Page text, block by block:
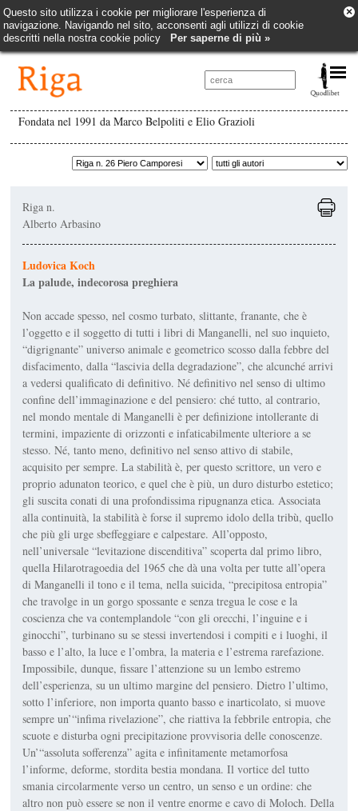
Questo sito utilizza i cookie per migliorare l'esperienza di
navigazione. Navigando nel sito, acconsenti agli utilizzi di cookie
descritti nella nostra cookie policy
Per saperne di più »
×
Fondata nel 1991 da Marco Belpoliti e Elio Grazioli
Riga n.
Alberto Arbasino
Ludovica Koch
La palude, indecorosa preghiera
Non accade spesso, nel cosmo turbato, slittante, franante, che è
l’oggetto e il soggetto di tutti i libri di Manganelli, nel suo inquieto,
“digri­gnante” universo animale e geometri­co scosso dalla febbre del
disfacimento, dalla “lascivia della degradazione”, che alcunché arrivi
a vedersi qualificato di definitivo. Né definitivo nel senso di ultimo
confine dell’immaginazione e del pensiero: ché tutto, al contrario,
nel mondo mentale di Manganelli è per definizione intollerante di
termini, impaziente di orizzonti e infaticabil­mente ulteriore a se
stesso. Né, tanto meno, definitivo nel senso attivo di stabile,
acquisito per sempre. La sta­bilità è, per questo scrittore, un vero e
proprioadunatonteorico, e quel che è più, un duro disturbo estetico;
gli su­scita conati di una profondissima ri­pugnanza etica. Associata
alla conti­nuità, la stabilità è forse il supremo idolo della tribù, quello
che più gli urge sbeffeggiare e calpestare. All’opposto,
nell’universale “levitazione discen­ditiva” scoperta dal primo libro,
quellaHilarotragoediadel 1965 che dà una volta per tutte all’opera
di Manganelli il tono e il tema, nella suicida, “preci­pitosa entropia”
che travolge in un gorgo spossante e senza tregua le cose e la
coscienza che va contemplandole “con gli orecchi, l’inguine e i
ginocchi”, turbinano su se stessi invertendosi i compiti e i luoghi, il
basso e l’alto, la luce e l’ombra, la materia e l’estrema rarefazione.
Impossibile, dunque, fis­sare l’attenzione su un lembo estremo
dell’esperienza, su un ultimo margine del pensiero. Dietro l’ultimo,
sotto l’in­feriore, non importa quanto basso e inarticolato, si muove
sempre un’“in­fima rivelazione”, che riattiva la feb­brile entropia, che
scuote e disturba ogni precipitazione provvisoria delle conoscenze.
Un’“assoluta sofferenza” agita e infinitamente metamorfosa
l’informe, deforme, stordita bestia mondana. Il vortice del tutto
smania circolarmente verso un centro, un senso e un ordine: che
altro non può essere se non il ventre enorme e cavo di Moloch. Della